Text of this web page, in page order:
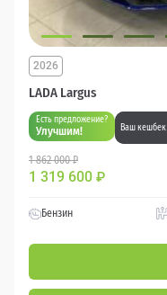
LADA Largus
2026
Есть предложение?
Улучшим! Ваш кешбек
1 862 000 ₽
1 319 600 ₽
Бензин